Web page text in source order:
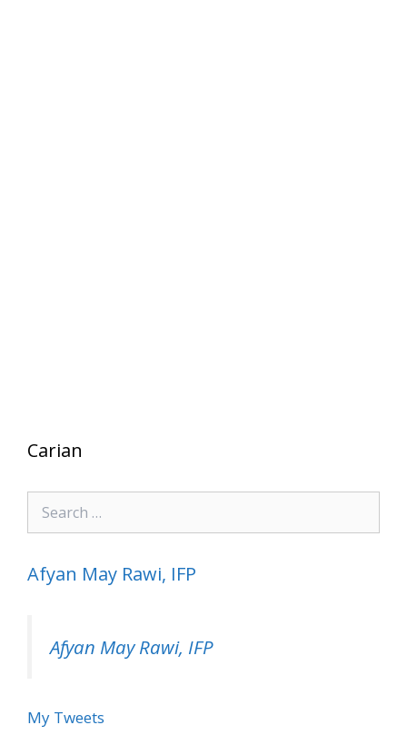
Carian
Search
for:
Afyan May Rawi, IFP
Afyan May Rawi, IFP
My Tweets